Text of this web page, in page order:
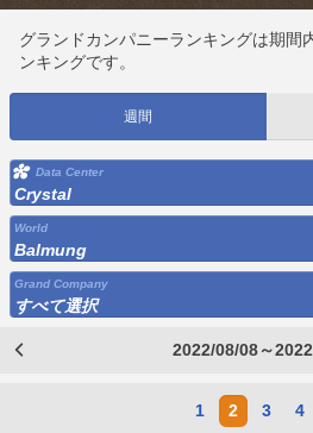
グランドカンパニーランキングは期間
ンキングです。
週間
Data Center
Crystal
World
Balmung
Grand Company
すべて選択
2022/08/08～
1 2 3 4